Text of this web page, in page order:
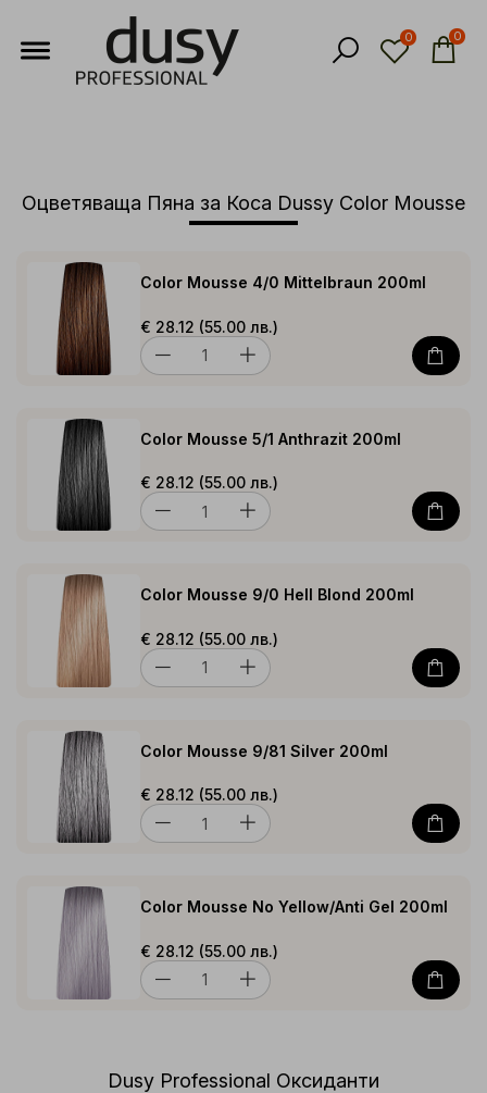
0 0
Оцветяваща Пяна за Коса Dussy Color Mousse
Color Mousse 4/0 Mittelbraun 200ml
€ 28.12 (55.00 лв.)
Color Mousse 5/1 Anthrazit 200ml
€ 28.12 (55.00 лв.)
Color Mousse 9/0 Hell Blond 200ml
€ 28.12 (55.00 лв.)
Color Mousse 9/81 Silver 200ml
€ 28.12 (55.00 лв.)
Color Mousse No Yellow/Anti Gel 200ml
€ 28.12 (55.00 лв.)
Dusy Professional Оксиданти